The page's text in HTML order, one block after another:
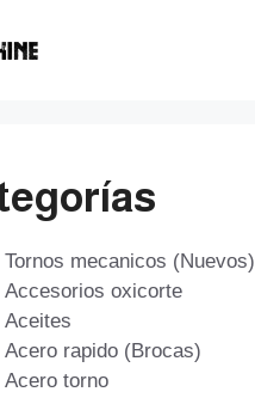
Tornos mecanicos (Nuevos)
Accesorios oxicorte
Aceites
Acero rapido (Brocas)
Acero torno